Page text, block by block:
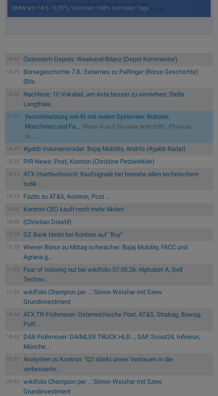
BMW am 14.5. -5,35%, Volumen 148% normaler Tage
15:40 Österreich-Depots: Weekend-Bilanz (Depot Kommentar)
15:20
Börsegeschichte 7.8.: Extremes zu Palfinger (Börse Geschichte)
(Bör...
15:00
Nachlese: 10 Vokabel, um Asta besser zu verstehen; Stella
Langthale...
07.08.
Verschmelzung von KI mit realen Systemen: Roboter,
Maschinen und Fa...: Wenn KI auf die reale Welt trifft: „Physical
AI...
14:40 #gabb Volumensradar: Bajaj Mobility, Andritz (#gabb Radar)
14:20 PIR-News: Post, Kontron (Christine Petzwinkler)
14:15
ATX charttechnisch: Kaufsignale bei beinahe allen technischem
Indik...
14:12 Fazits zu AT&S, Kontron, Post ...
14:00 Kontron-CEO kauft noch mehr Aktien
14:00 (Christian Drastil)
13:58 DZ Bank bleibt bei Kontron auf "Buy"
11:33
Wiener Börse zu Mittag schwächer: Bajaj Mobility, FACC und
Agrana g...
11:05
Fear of missing out bei wikifolio 07.08.26: Alphabet-A, Dell
Techno...
11:05
wikifolio Champion per ..: Simon Weishar mit Szew
Grundinvestment
10:44
ATX TR-Frühmover: Österreichische Post, AT&S, Strabag, Bawag,
Palfi...
10:42
DAX-Frühmover: DAIMLER TRUCK HLD..., SAP, Scout24, Infineon,
Münche...
10:41
Analysten zu Kontron: "Q2 stärkt unser Vertrauen in die
verbesserte...
09:55
wikifolio Champion per ..: Simon Weishar mit Szew
Grundinvestment